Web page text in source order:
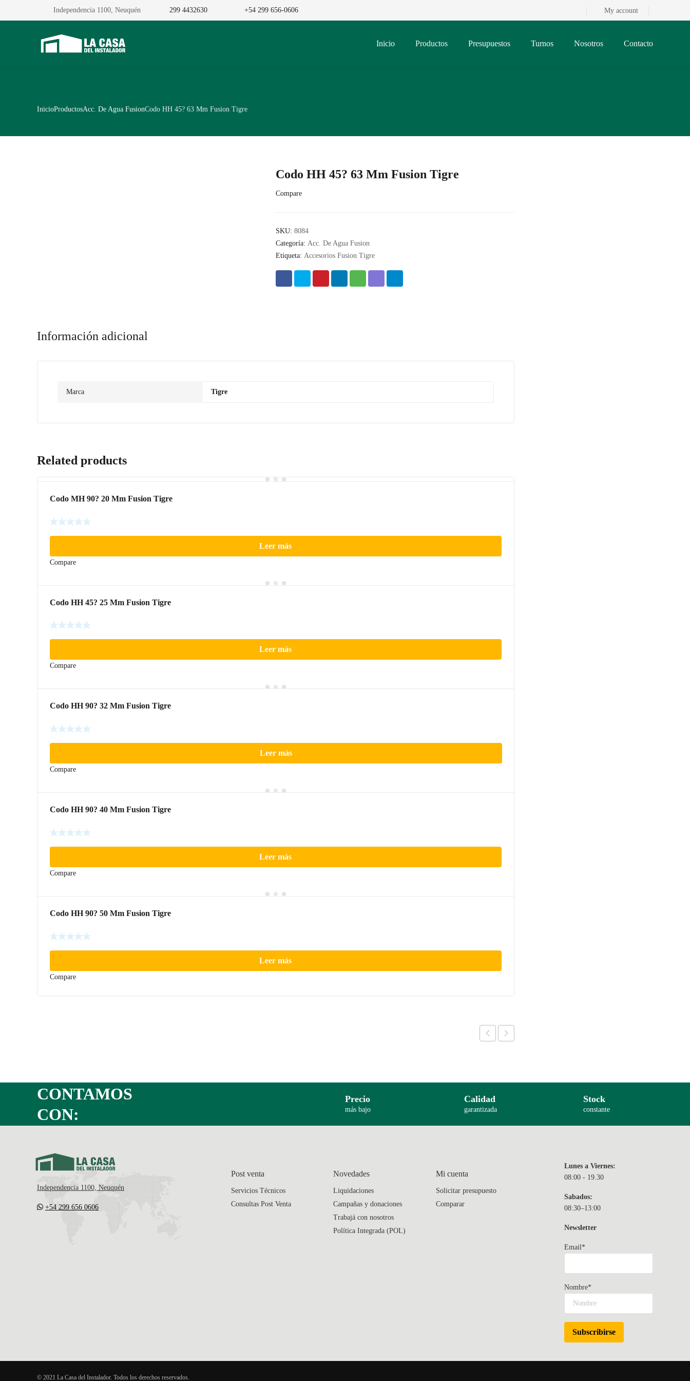
My account
Independencia 1100, Neuquén 299 4432630 +54 299 656-0606
Inicio Productos Presupuestos Turnos Nosotros Contacto
InicioProductosAcc. De Agua FusionCodo HH 45? 63 Mm Fusion Tigre
Codo HH 45? 63 Mm Fusion Tigre
Compare
SKU: 8084
Categoría: Acc. De Agua Fusion
Etiqueta: Accesorios Fusion Tigre
Información adicional
Marca Tigre
Related products
Codo MH 90? 20 Mm Fusion Tigre
Leer más
Compare
Codo HH 45? 25 Mm Fusion Tigre
Leer más
Compare
Codo HH 90? 32 Mm Fusion Tigre
Leer más
Compare
Codo HH 90? 40 Mm Fusion Tigre
Leer más
Compare
Codo HH 90? 50 Mm Fusion Tigre
Leer más
Compare
CONTAMOS
CON:
Precio
más bajo
Calidad
garantizada
Stock
constante
Independencia 1100, Neuquén
+54 299 656 0606
Post venta
Servicios Técnicos
Consultas Post Venta
Novedades
Liquidaciones
Campañas y donaciones
Trabajá con nosotros
Política Integrada (POL)
Mi cuenta
Solicitar presupuesto
Comparar
Lunes a Viernes:
08:00 - 19.30
Sabados:
08:30–13:00
Newsletter
Email*
Nombre*
© 2021 La Casa del Instalador. Todos los derechos reservados.